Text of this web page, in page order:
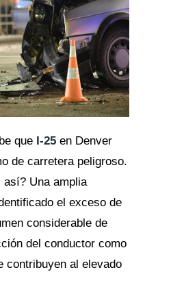
que I-25en Denver
de carretera peligroso.
así? Una amplia
el exceso de
considerable de
del conductor como
contribuyen al elevado